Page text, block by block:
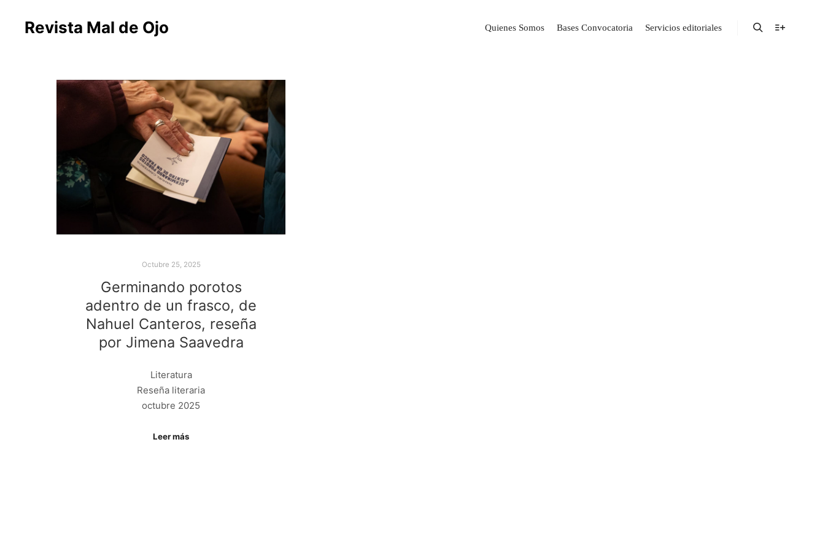
Revista Mal de Ojo Quienes Somos Bases Convocatoria Servicios editoriales
Octubre 25, 2025
Germinando porotos
adentro de un frasco, de
Nahuel Canteros, reseña
por Jimena Saavedra
Literatura
Reseña literaria
octubre 2025
Leer más